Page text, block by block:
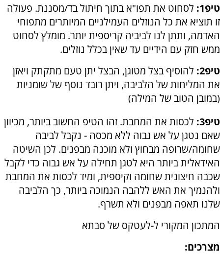
טיפ1:
לסחוט את תפו"א בתוך חיתול בד/מסננת. פעולה
זו תוציא את כל הנוזלים העמילניים המיותרים מתפוחי
האדמה, ותתן לנו לביביה קריספית יותר. מומלץ לסחוט
ממש חזק עם הידיים עד שאין בכלל נוזלים.
טיפ2:
להוסיף בצל מטוגן, הבצל יתן טעם מתקתק ויאזן
את המליחות של הלביבה, ויתן רובד נוסף של שומניות
(במובן הטוב של המילה)
טיפ3:
לכסות את המחבת. זהו הטיפ החשוב ביותר, מכיוון
שאם נטגן על אש גבוה ללא מכסה - נקבל לביבה
שחומה/שרופה מבחוץ ולא מוכנה מבפנים. לכן השיטה
האידאלית ביותר היא לטגן תחילה על אש גבוה כדי לקבל
שכבה חיצונית שחומה וקיספית, ומיד לכסות את המחבת
ולהנמיך את האש ללהבה הנמוכה ביותר, כך הלביבה
שלנו תאפה מבפנים ולא תשרף.
המתכון המקורי ל-לעטקס של סבתא
מצרכים: